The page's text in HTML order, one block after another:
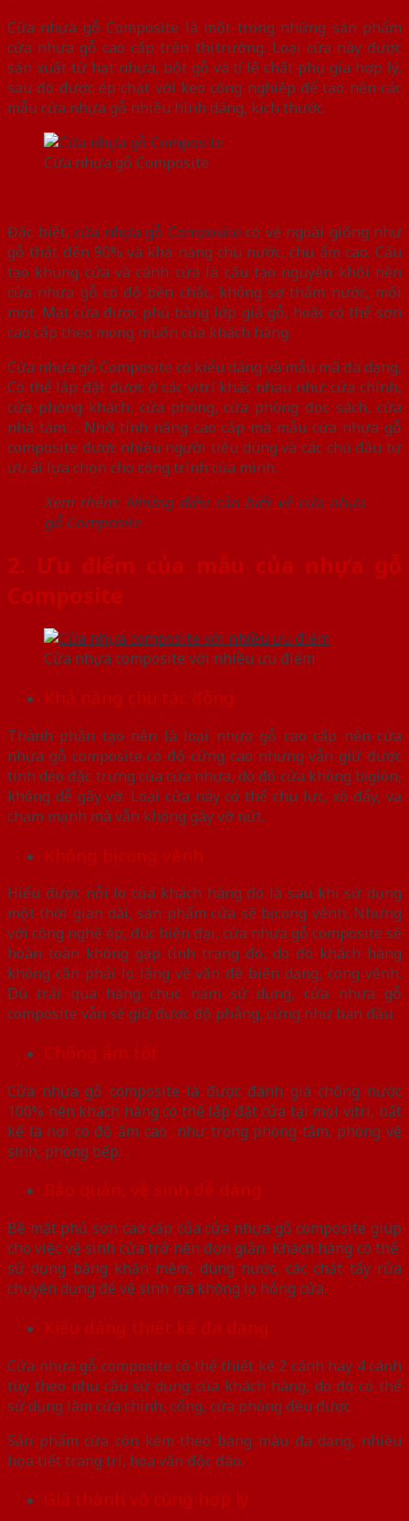
Cửa nhựa gỗ Composite là một trong những sản phẩm
cửa nhựa gỗ cao cấp trên thị trường. Loại cửa này được
sản xuất từ hạt nhựa, bột gỗ và tỉ lệ chất phụ gia hợp lý,
sau đó được ép chặt với keo công nghiệp để tạo nên các
mẫu cửa nhựa gỗ nhiều hình dáng, kích thước.
Cửa nhựa gỗ Composite
Đặc biệt, cửa nhựa gỗ Composite có vẻ ngoài giống như
gỗ thật đến 90% và khả năng chịu nước, chịu ẩm cao. Cấu
tạo khung cửa và cánh cửa là cấu tạo nguyên khối nên
cửa nhựa gỗ có độ bền chắc, không sợ thấm nước, mối
mọt. Mặt cửa được phủ bằng lớp giả gỗ, hoặc có thể sơn
cao cấp theo mong muốn của khách hàng.
Cửa nhựa gỗ Composite có kiểu dáng và mẫu mã đa dạng,
Có thể lắp đặt được ở các vị trí khác nhau như: cửa chính,
cửa phòng khách, cửa phòng, cửa phòng đọc sách, cửa
nhà tắm…. Nhờ tính năng cao cấp mà mẫu cửa nhựa gỗ
composite được nhiều người tiêu dùng và các chủ đầu tư
ưu ái lựa chọn cho công trình của mình.
Xem thêm: Những điều cần biết về cửa nhựa
gỗ Composite
2. Ưu điểm của mẫu của nhựa gỗ
Composite
Cửa nhựa composite với nhiều ưu điểm
Khả năng chịu tác động
Thành phần tạo nên là loại nhựa gỗ cao cấp nên cửa
nhựa gỗ composite có độ cứng cao nhưng vẫn giữ được
tính dẻo đặc trưng của cửa nhựa, do đó cửa không bị giòn,
không dễ gãy vỡ. Loại cửa này có thể chịu lực, xô đẩy, va
chạm mạnh mà vẫn không gây vỡ nứt.
Không bị cong vênh
Hiểu được nỗi lo của khách hàng đó là sau khi sử dụng
một thời gian dài, sản phẩm cửa sẽ bị cong vênh. Nhưng
với công nghệ ép, đúc hiện đại, cửa nhựa gỗ composite sẽ
hoàn toàn không gặp tình trạng đó, do đó khách hàng
không cần phải lo lắng về vấn đề biến dạng, cong vênh.
Dù trải qua hàng chục năm sử dụng, cửa nhựa gỗ
composite vẫn sẽ giữ được độ phẳng, cứng như ban đầu.
Chống ẩm tốt
Cửa nhựa gỗ composite là được đánh giá chống nước
100% nên khách hàng có thể lắp đặt cửa tại mọi vị trí, bất
kể là nơi có độ ẩm cao như trong phòng tắm, phòng vệ
sinh, phòng bếp…
Bảo quản, vệ sinh dễ dàng
Bề mặt phủ sơn cao cấp của cửa nhựa gỗ composite giúp
cho việc vệ sinh cửa trở nên đơn giản. Khách hàng có thể
sử dụng bằng khăn mềm, dùng nước, các chất tẩy rửa
chuyên dụng để vệ sinh mà không lo hỏng cửa.
Kiểu dáng thiết kế đa dạng
Cửa nhựa gỗ composite có thể thiết kế 2 cánh hay 4 cánh
tùy theo nhu cầu sử dụng của khách hàng, do đó có thể
sử dụng làm cửa chính, cổng, cửa phòng đều được.
Sản phẩm cửa còn kèm theo bảng màu đa dạng, nhiều
họa tiết trang trí, hoa văn độc đáo.
Giá thành vô cùng hợp lý